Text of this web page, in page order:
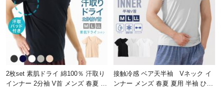
2枚set 素肌ドライ 綿100％ 汗取り
インナー 2分袖 V首 メンズ 春夏 脇
接触冷感 ベア天半袖 Vネック イ
ンナー メンズ 春夏 夏用 半袖 ひん